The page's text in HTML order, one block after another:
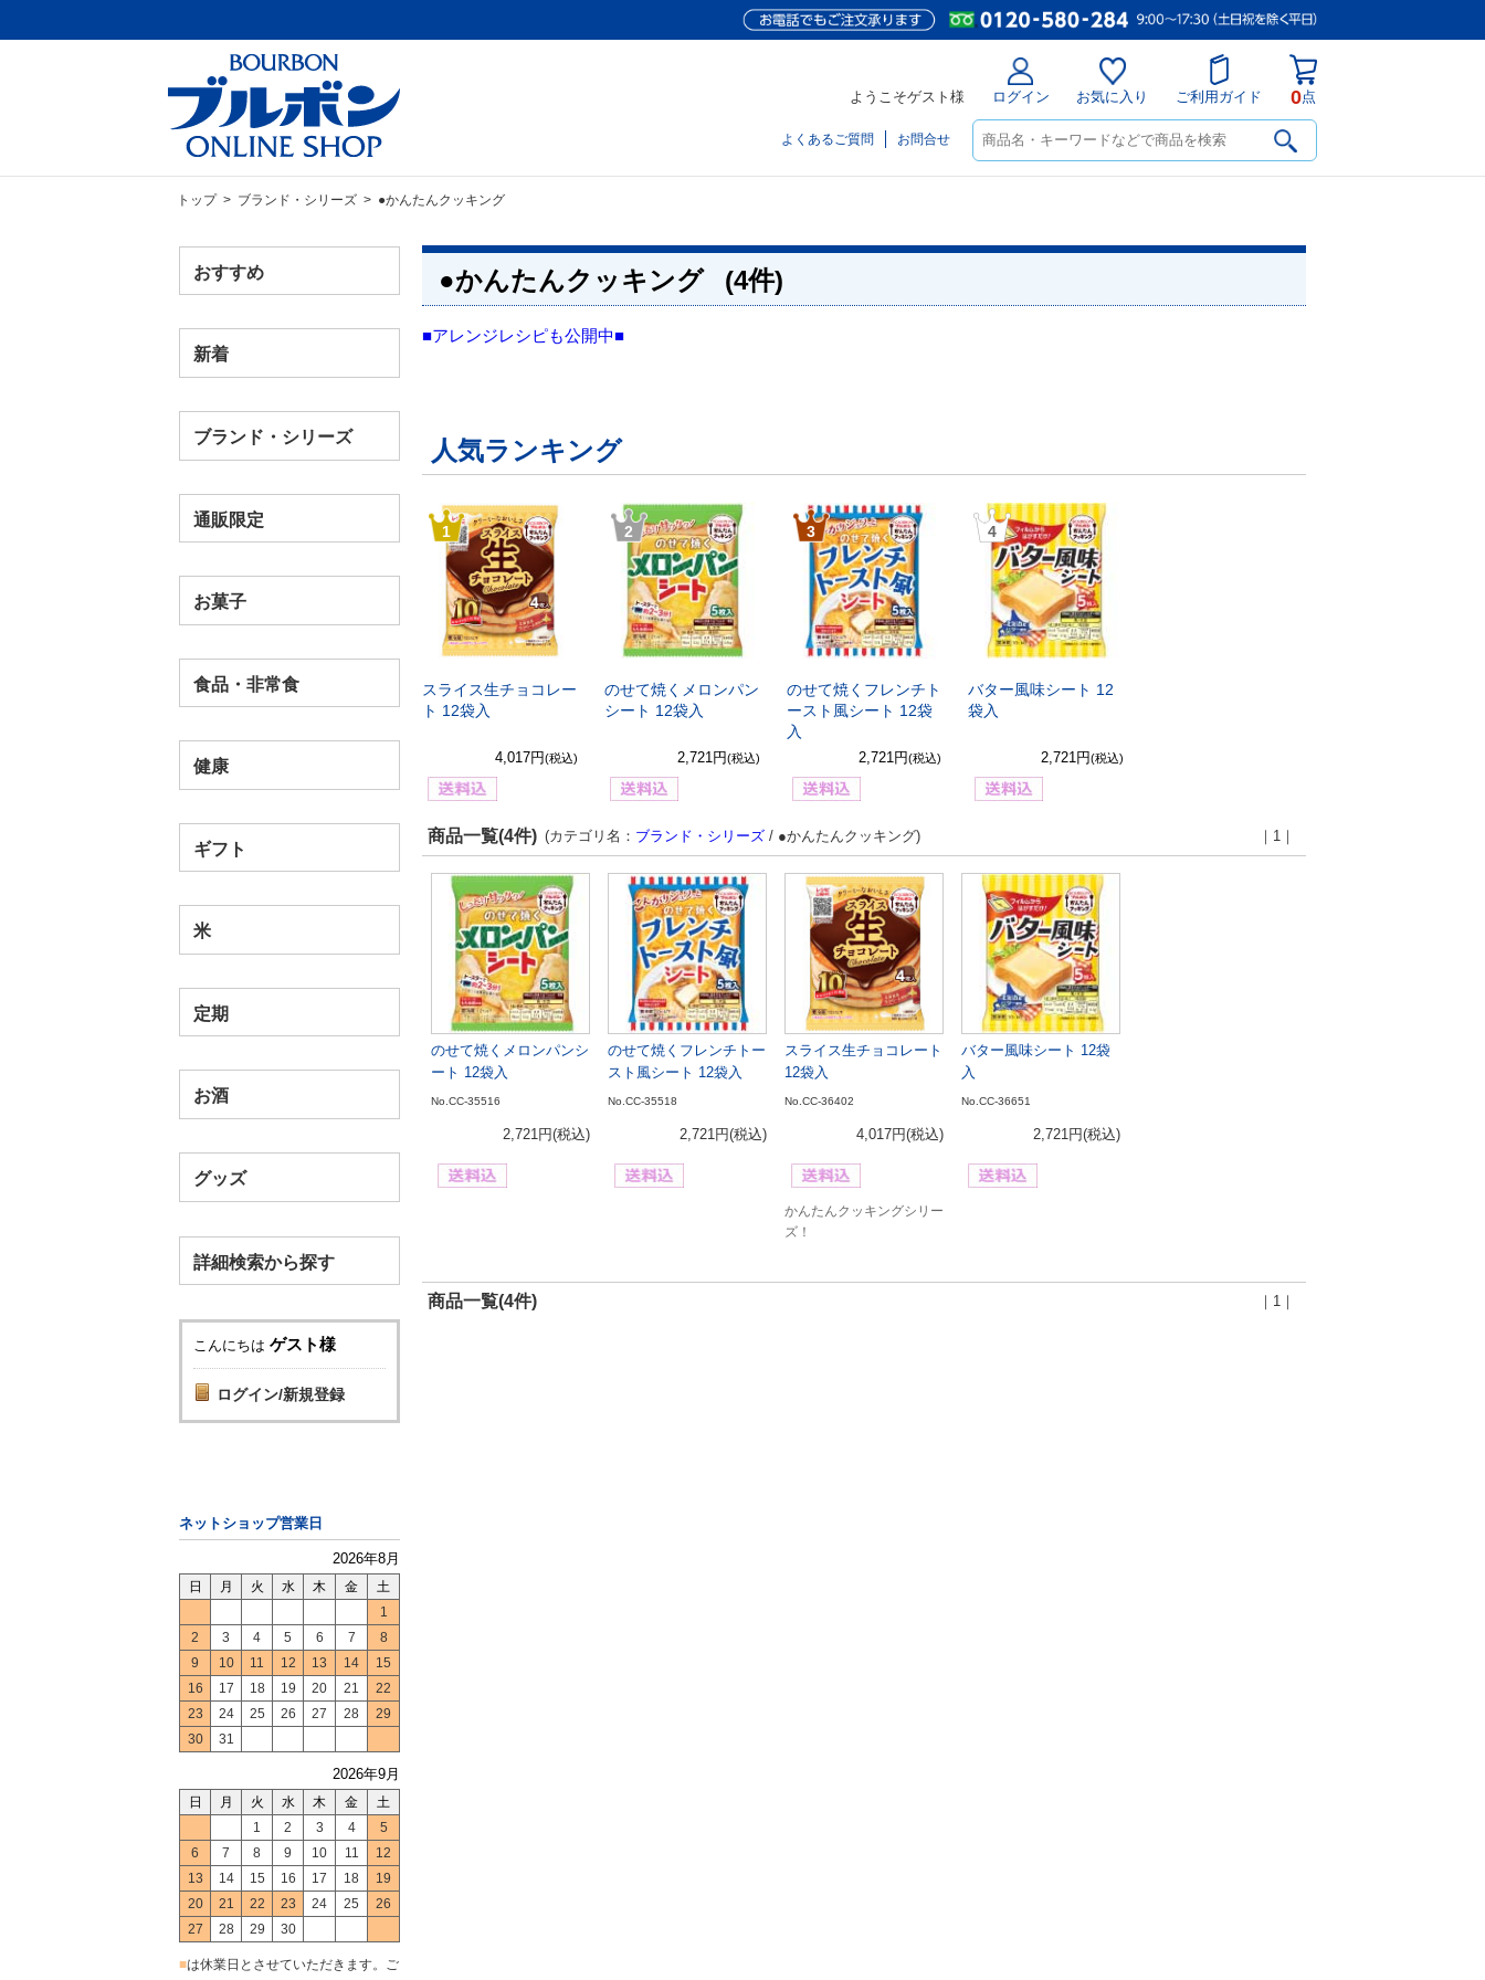
ようこそゲスト様 ログイン お気に入り ご利用ガイド 0点
よくあるご質問 お問合せ
トップ> ブランド・シリーズ> ●かんたんクッキング
おすすめ
新着
ブランド・シリーズ
通販限定
お菓子
食品・非常食
健康
ギフト
米
定期
お酒
グッズ
詳細検索から探す
こんにちは ゲスト様
ログイン/新規登録
ネットショップ営業日
2026年8月
日 月 火 水 木 金
土
1
2
3 4 5 6 7
8
9
10 11 12 13 14
15
16
17 18 19 20 21
22
23
24 25 26 27 28
29
30
31
2026年9月
日 月 火 水 木 金
土
1
2 3 4
5
6
7 8 9 10 11
12
13
14 15 16 17 18
19
20
21 22 23 24 25
26
27
28 29 30
■は休業日とさせていただきます。ご
●かんたんクッキング (4件)
■アレンジレシピも公開中■
人気ランキング
1
スライス生チョコレー
ト 12袋入
4,017円(税込)
2
のせて焼くメロンパン
シート 12袋入
2,721円(税込)
3
のせて焼くフレンチト
ースト風シート 12袋
入
2,721円(税込)
4
バター風味シート 12
袋入
2,721円(税込)
商品一覧(4件) ｜1｜
(カテゴリ名： ブランド・シリーズ / ●かんたんクッキング)
のせて焼くメロンパンシ
ート 12袋入
No.CC-35516
2,721円(税込)
のせて焼くフレンチトー
スト風シート 12袋入
No.CC-35518
2,721円(税込)
スライス生チョコレート
12袋入
No.CC-36402
4,017円(税込)
かんたんクッキングシリー
ズ！
バター風味シート 12袋
入
No.CC-36651
2,721円(税込)
商品一覧(4件) ｜1｜